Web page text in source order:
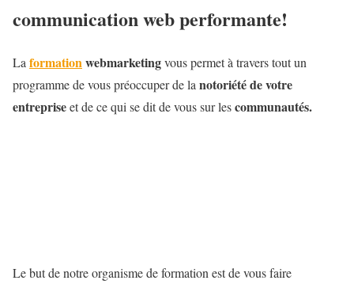
communication web performante!
La formationwebmarketingvous permet à travers tout un
programme de vous préoccuper de la notoriété de votre
entrepriseet de ce qui se dit de vous sur lescommunautés.
Le but de notre organisme de formation est de vous faire